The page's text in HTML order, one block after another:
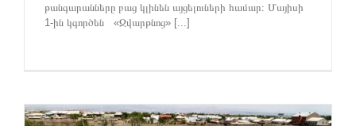
թանգարանները բաց կլինեն այցելուների համար։ Մայիսի
1-ին կգործեն «Զվարթնոց» [...]